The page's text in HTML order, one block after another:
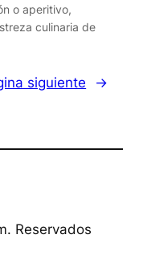
o aperitivo,
culinaria de
siguiente →
Reservados